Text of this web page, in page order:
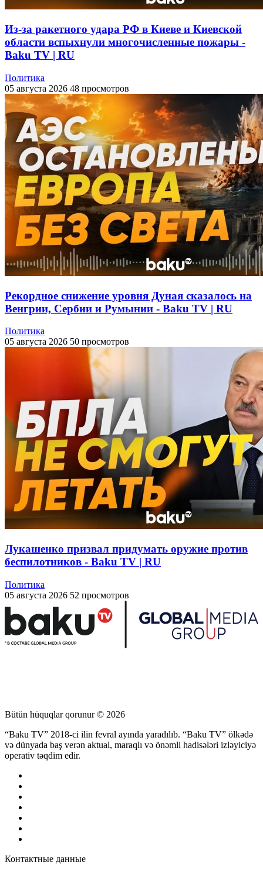
Из-за ракетного удара РФ в Киеве и Киевской
области вспыхнули многочисленные пожары -
Baku TV | RU
Политика
05 августа 2026 48 просмотров
Рекордное снижение уровня Дуная сказалось на
Венгрии, Сербии и Румынии - Baku TV | RU
Политика
05 августа 2026 50 просмотров
Лукашенко призвал придумать оружие против
беспилотников - Baku TV | RU
Политика
05 августа 2026 52 просмотров
Bütün hüquqlar qorunur © 2026
“Baku TV” 2018-ci ilin fevral ayında yaradılıb. “Baku TV” ölkədə
və dünyada baş verən aktual, maraqlı və önəmli hadisələri izləyiciyə
operativ təqdim edir.
Контактные данные